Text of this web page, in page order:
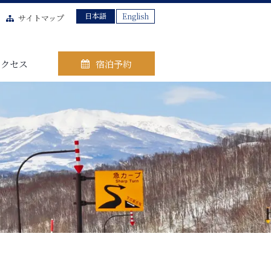
セス 宿泊予約
サイトマップ 日本語 English